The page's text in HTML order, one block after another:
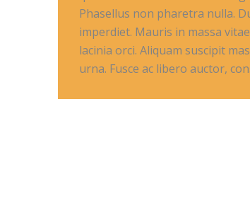
Phasellus non pharetra nulla.
imperdiet. Mauris in massa
lacinia orci. Aliquam suscipit
urna. Fusce ac libero auctor,